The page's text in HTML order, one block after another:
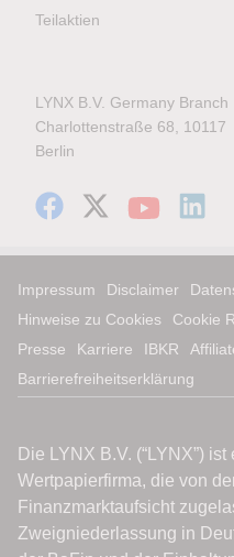
Teilaktien
LYNX B.V. Germany Branch
Charlottenstraße 68, 10117
Berlin
Impressum Disclaimer
Hinweise zu Cookies
Cookie
Presse
Karriere IBKR
Barrierefreiheitserklärung